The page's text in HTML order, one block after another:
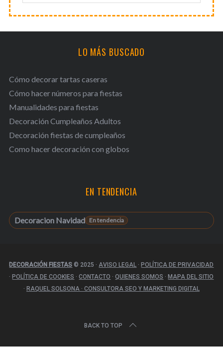
LO MÁS BUSCADO
Cómo decorar tartas caseras
Cómo hacer números para fiestas
Manualidades para fiestas
Decoración Cumpleaños Adultos
Decoración fiestas de cumpleaños
Como hacer decoración con globos
EN TENDENCIA
Decoracion Navidad
DECORACIÓN FIESTAS © 2025 · AVISO LEGAL · POLÍTICA DE PRIVACIDAD
· POLÍTICA DE COOKIES · CONTACTO · QUIENES SOMOS · MAPA DEL SITIO
· RAQUEL SOLSONA · CONSULTORA SEO Y MARKETING DIGITAL
BACK TO TOP